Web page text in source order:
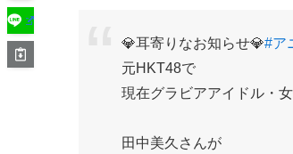
💎耳寄りなお知らせ💎#ア
元HKT48で
現在グラビアアイドル・
田中美久さんが